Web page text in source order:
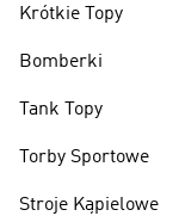
Krótkie Topy
Bomberki
Tank Topy
Torby Sportowe
Stroje Kąpielowe